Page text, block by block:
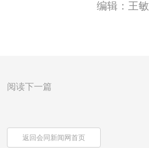
编辑：王敏
阅读下一篇
返回会同新闻网首页